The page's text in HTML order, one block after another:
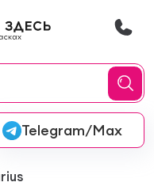
Онлайн-колеровка
Telegram/Max